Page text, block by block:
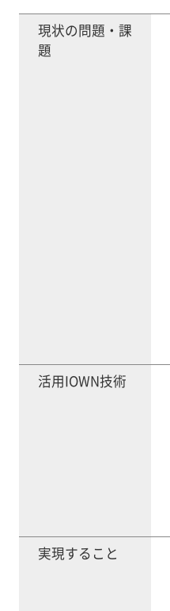
現状の問題・課
題
活用IOWN技術
実現すること